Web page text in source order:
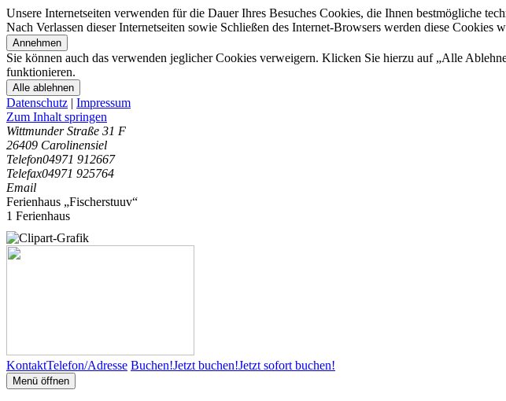
Unsere Internetseiten verwenden für die Dauer Ihres Besuches Cookies, die Ihnen bestmögliche
Nach Verlassen dieser Internetseiten sowie Schließen des Internet-Browsers werden diese Cookies
Annehmen
Sie können auch das verwenden jeglicher Cookies verweigern. Klicken Sie hierzu auf „Alle
funktionieren.
Alle ablehnen
Datenschutz | Impressum
Zum Inhalt springen
Wittmunder Straße 31 F
26409 Carolinensiel
Telefon04971 912667
Telefax04971 925764
Email
Ferienhaus „Fischerstuuv“
1 Ferienhaus
KontaktTelefon/Adresse Buchen!Jetzt buchen!Jetzt sofort buchen!
Menü öffnen